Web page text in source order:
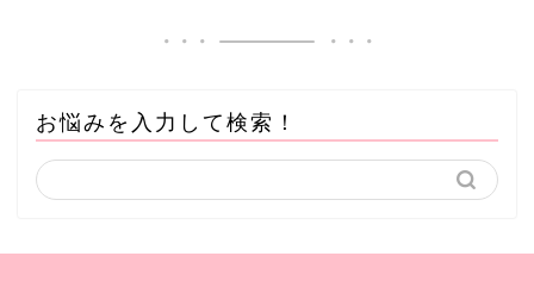
お悩みを入力して検索！